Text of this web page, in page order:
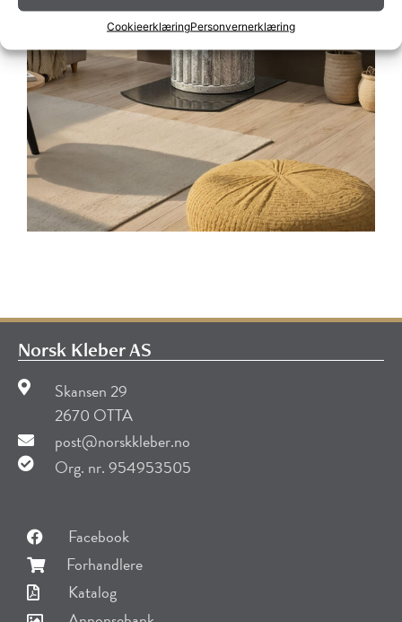
CookieerklæringPersonvernerklæring
Norsk Kleber AS
Skansen 29
2670 OTTA
post@norskkleber.no
Org. nr. 954953505
Facebook
Forhandlere
Katalog